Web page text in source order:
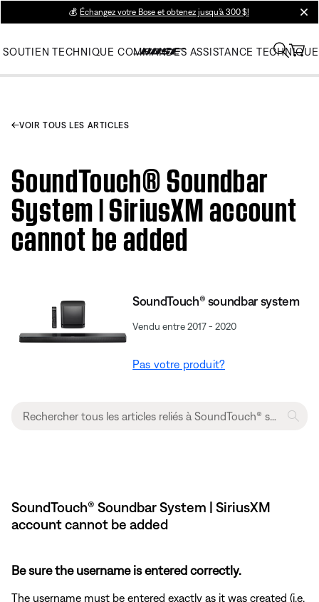
💰 Échangez votre Bose et obtenez jusqu’à 300 $!
SOUTIEN TECHNIQUE COMMANDES ASSISTANCE TECHNIQUE
VOIR TOUS LES ARTICLES
SoundTouch® Soundbar
System | SiriusXM account
cannot be added
SoundTouch® soundbar system
Vendu entre 2017 - 2020
Pas votre produit?
SoundTouch® Soundbar System | SiriusXM
account cannot be added
Be sure the username is entered correctly.
The username must be entered exactly as it was created (i.e.